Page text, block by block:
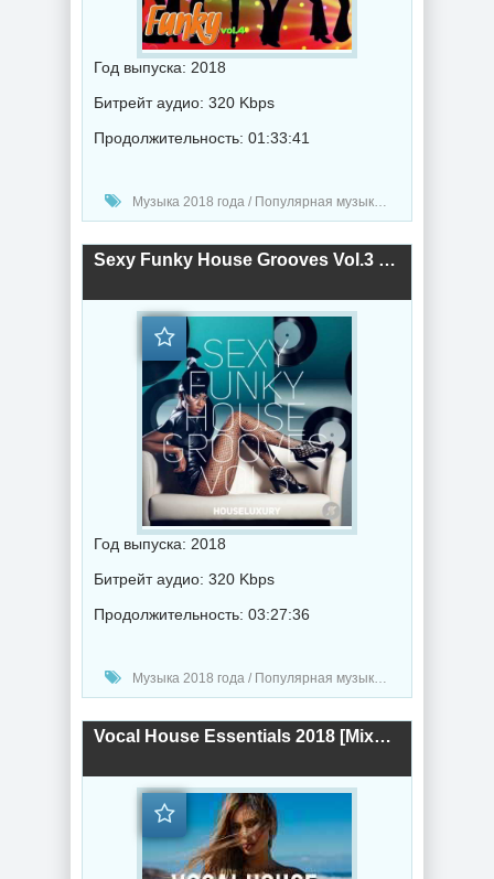
Год выпуска: 2018
Битрейт аудио: 320 Kbps
Продолжительность: 01:33:41
Музыка 2018 года / Популярная музыка / Клубная музыка / Хаус музыка / Диско музыка
Sexy Funky House Grooves Vol.3 (2018) торрент
Год выпуска: 2018
Битрейт аудио: 320 Kbps
Продолжительность: 03:27:36
Музыка 2018 года / Популярная музыка / Клубная музыка / Хаус музыка / Диско музыка
Vocal House Essentials 2018 [Mixed by Vin Veli] (2018) торрент